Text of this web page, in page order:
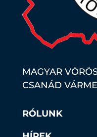
MAGYAR
CSANÁD
RÓLUNK